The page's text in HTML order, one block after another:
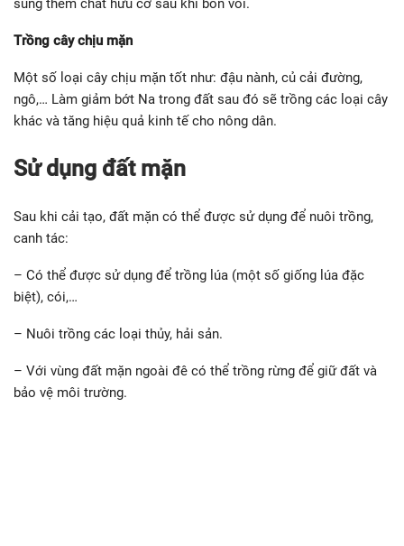
sung thêm chất hữu cơ sau khi bón vôi.
Trồng cây chịu mặn
Một số loại cây chịu mặn tốt như: đậu nành, củ cải đường,
ngô,… Làm giảm bớt Na trong đất sau đó sẽ trồng các loại cây
khác và tăng hiệu quả kinh tế cho nông dân.
Sử dụng đất mặn
Sau khi cải tạo, đất mặn có thể được sử dụng để nuôi trồng,
canh tác:
– Có thể được sử dụng để trồng lúa (một số giống lúa đặc
biệt), cói,…
– Nuôi trồng các loại thủy, hải sản.
– Với vùng đất mặn ngoài đê có thể trồng rừng để giữ đất và
bảo vệ môi trường.